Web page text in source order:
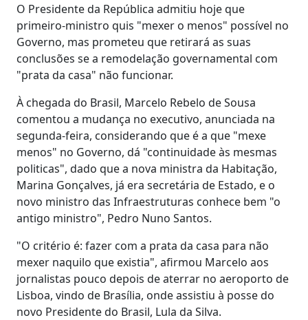
O Presidente da República admitiu hoje que
primeiro-ministro quis "mexer o menos" possível no
Governo, mas prometeu que retirará as suas
conclusões se a remodelação governamental com
"prata da casa" não funcionar.
À chegada do Brasil, Marcelo Rebelo de Sousa
comentou a mudança no executivo, anunciada na
segunda-feira, considerando que é a que "mexe
menos" no Governo, dá "continuidade às mesmas
politicas", dado que a nova ministra da Habitação,
Marina Gonçalves, já era secretária de Estado, e o
novo ministro das Infraestruturas conhece bem "o
antigo ministro", Pedro Nuno Santos.
"O critério é: fazer com a prata da casa para não
mexer naquilo que existia", afirmou Marcelo aos
jornalistas pouco depois de aterrar no aeroporto de
Lisboa, vindo de Brasília, onde assistiu à posse do
novo Presidente do Brasil, Lula da Silva.